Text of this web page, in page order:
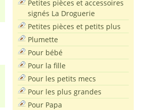
Petites pièces et accessoires
signés La Droguerie
Petites pièces et petits plus
Plumette
Pour bébé
Pour la fille
Pour les petits mecs
Pour les plus grandes
Pour Papa